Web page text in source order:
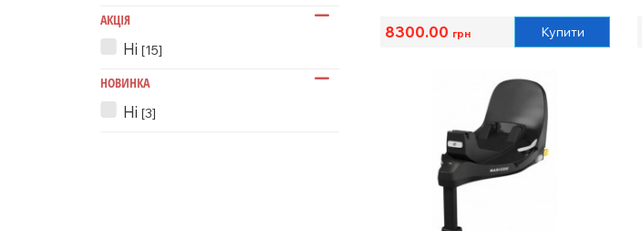
АКЦІЯ
Ні [15]
НОВИНКА
Ні [3]
8300.00 грн Купити